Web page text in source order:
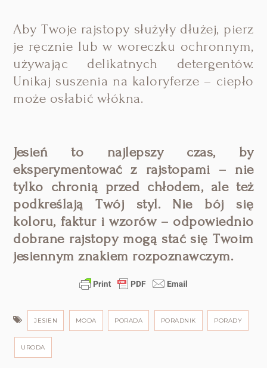
Aby Twoje rajstopy służyły dłużej, pierz
je ręcznie lub w woreczku ochronnym,
używając delikatnych detergentów.
Unikaj suszenia na kaloryferze – ciepło
może osłabić włókna.
Jesień to najlepszy czas, by
eksperymentować z rajstopami – nie
tylko chronią przed chłodem, ale też
podkreślają Twój styl. Nie bój się
koloru, faktur i wzorów – odpowiednio
dobrane rajstopy mogą stać się Twoim
jesiennym znakiem rozpoznawczym.
JESIEN MODA PORADA PORADNIK PORADY
URODA